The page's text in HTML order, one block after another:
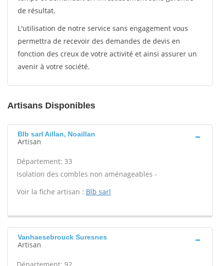
de résultat.
L'utilisation de notre service sans engagement vous
permettra de recevoir des demandes de devis en
fonction des creux de votre activité et ainsi assurer un
avenir à votre société.
Artisans Disponibles
Blb sarl Aillan, Noaillan
Artisan
Département: 33
Isolation des combles non aménageables -
Voir la fiche artisan : Blb sarl
Vanhaesebrouck Suresnes
Artisan